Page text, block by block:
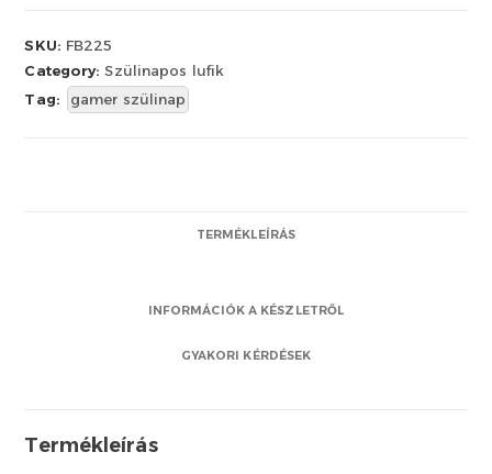
SKU: FB225
Category:Szülinapos lufik
Tag:
gamer szülinap
TERMÉKLEÍRÁS
INFORMÁCIÓK A KÉSZLETRŐL
GYAKORI KÉRDÉSEK
Termékleírás